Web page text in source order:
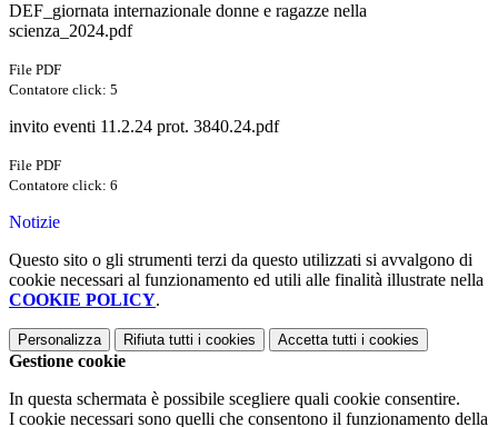
DEF_giornata internazionale donne e ragazze nella
scienza_2024.pdf
File PDF
Contatore click: 5
invito eventi 11.2.24 prot. 3840.24.pdf
File PDF
Contatore click: 6
Notizie
Questo sito o gli strumenti terzi da questo utilizzati si avvalgono di
cookie necessari al funzionamento ed utili alle finalità illustrate nella
COOKIE POLICY.
Personalizza Rifiuta tutti i cookies Accetta tutti i cookies
Gestione cookie
In questa schermata è possibile scegliere quali cookie consentire.
I cookie necessari sono quelli che consentono il funzionamento della